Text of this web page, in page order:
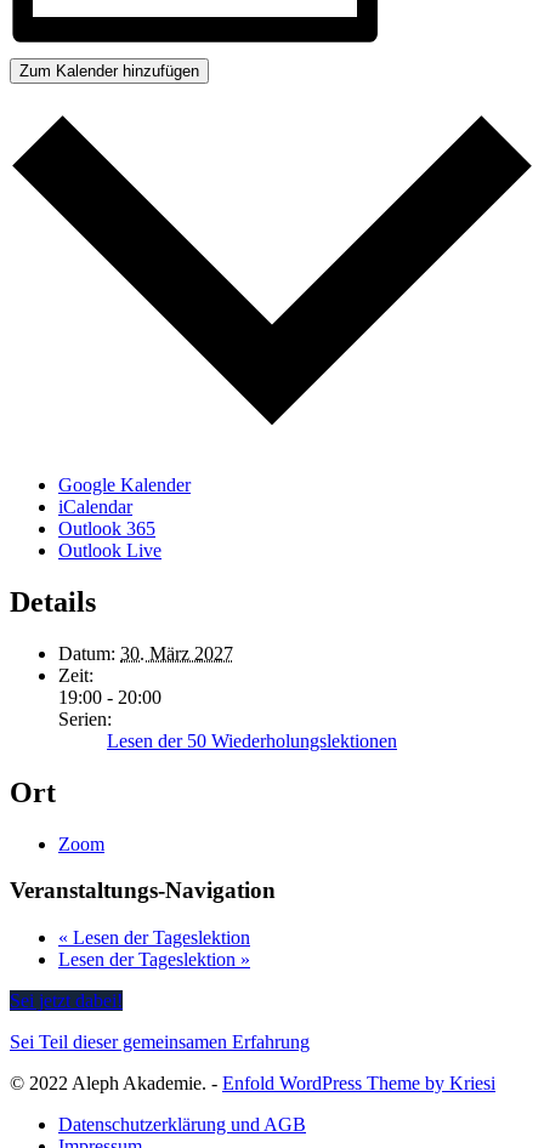
Zum Kalender hinzufügen
Google Kalender
iCalendar
Outlook 365
Outlook Live
Details
Datum: 30. März 2027
Zeit:
19:00 - 20:00
Serien:
Lesen der 50 Wiederholungslektionen
Ort
Zoom
Veranstaltungs-Navigation
« Lesen der Tageslektion
Lesen der Tageslektion »
Sei jetzt dabei!
Sei Teil dieser gemeinsamen Erfahrung
© 2022 Aleph Akademie. - Enfold WordPress Theme by Kriesi
Datenschutzerklärung und AGB